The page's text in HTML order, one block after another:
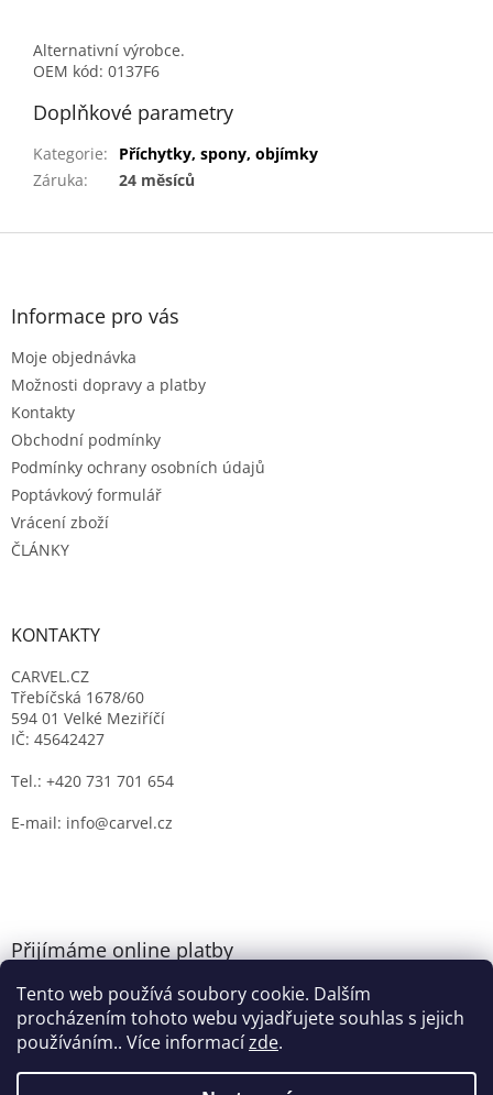
Tento web používá soubory cookie. Dalším
procházením tohoto webu vyjadřujete souhlas s jejich
používáním.. Více informacízde.
Alternativní výrobce.
OEM kód: 0137F6
Doplňkové parametry
Kategorie:
Příchytky, spony, objímky
Záruka: 24 měsíců
Z
Informace pro vás
Moje objednávka
Možnosti dopravy a platby
Kontakty
Obchodní podmínky
Podmínky ochrany osobních údajů
Poptávkový formulář
Vrácení zboží
ČLÁNKY
KONTAKTY
CARVEL.CZ
Třebíčská 1678/60
594 01 Velké Meziříčí
IČ: 45642427
Tel.: +420 731 701 654
E-mail: info@carvel.cz
Přijímáme online platby